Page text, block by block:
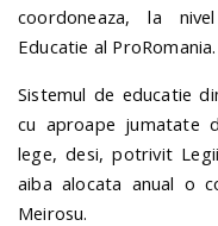
coordoneaza, la
Educatie al ProRomania.
Sistemul de educatie
cu aproape jumatate
lege, desi, potrivit
aiba alocata anual o
Meirosu.